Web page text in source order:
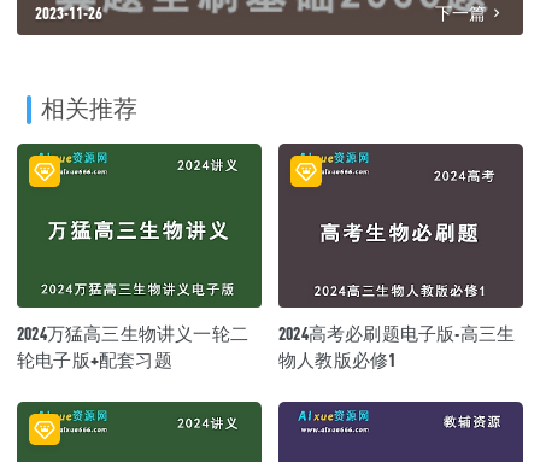
2023-11-26 下一篇
相关推荐
2024万猛高三生物讲义一轮二
轮电子版+配套习题
2024高考必刷题电子版-高三生
物人教版必修1